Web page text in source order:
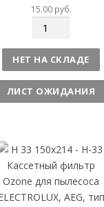
15.00 руб.
л
и
ч
е
в
о
НЕТ НА СКЛАДЕ
ЛИСТ ОЖИДАНИЯ